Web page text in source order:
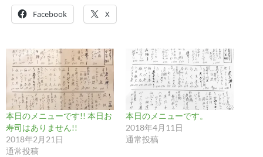
Facebook X
本日のメニューです!! 本日お
寿司はありません!!
2018年2月21日
通常投稿
本日のメニューです。
2018年4月11日
通常投稿